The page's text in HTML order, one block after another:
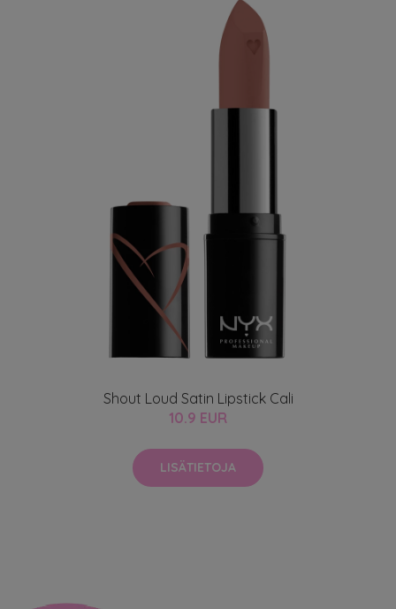
Shout Loud Satin Lipstick Cali
10.9 EUR
LISÄTIETOJA